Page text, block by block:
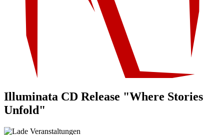
Illuminata CD Release "Where Stories
Unfold"